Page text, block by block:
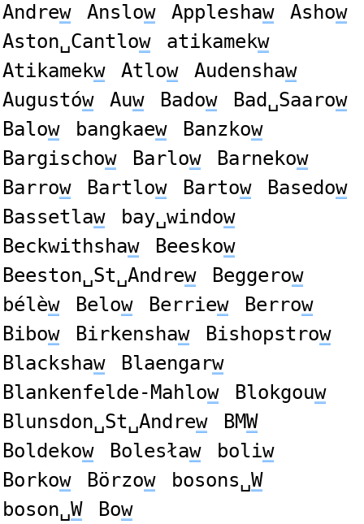
Andrew Anslow Appleshaw Ashow
Aston␣Cantlow atikamekw
Atikamekw Atlow Audenshaw
Augustów Auw Badow Bad␣Saarow
Balow bangkaew Banzkow
Bargischow Barlow Barnekow
Barrow Bartlow Bartow Basedow
Bassetlaw bay␣window
Beckwithshaw Beeskow
Beeston␣St␣Andrew Beggerow
bélèw Below Berriew Berrow
Bibow Birkenshaw Bishopstrow
Blackshaw Blaengarw
Blankenfelde-Mahlow Blokgouw
Blunsdon␣St␣Andrew BMW
Boldekow Bolesław boliw
Borkow Börzow bosons␣W
boson␣W Bow